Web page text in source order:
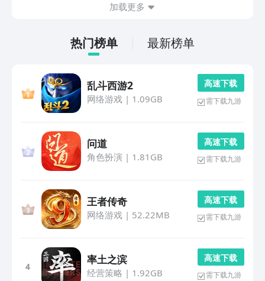
加载更多
热门榜单 最新榜单
乱斗西游2
网络游戏| 1.09GB
高 速 下 载
需下载九游
问道
角色扮演 | 1.81GB
高 速 下 载
需下载九游
王者传奇
网络游戏| 52.22MB
高 速 下 载
需下载九游
4
率土之滨
经营策略 | 1.92GB
高 速 下 载
需下载九游